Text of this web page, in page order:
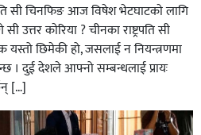
सी चिनफिङ आज विषेश भेटघाटकाे लागि
उत्तर काेरिया ? चीनका राष्ट्रपति सी
यस्तो छिमेकी हो, जसलाई न नियन्त्रणमा
। दुई देशले आफ्नो सम्बन्धलाई प्रायः
[…]